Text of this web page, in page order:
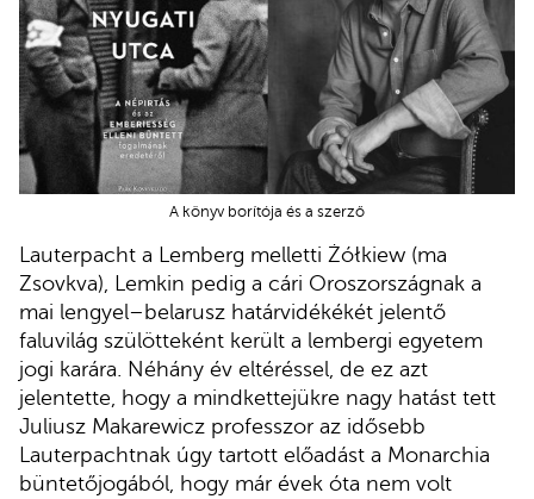
A könyv borítója és a szerző
Lauterpacht a Lemberg melletti Żółkiew (ma
Zsovkva), Lemkin pedig a cári Oroszországnak a
mai lengyel–belarusz határvidékékét jelentő
faluvilág szülötteként került a lembergi egyetem
jogi karára. Néhány év eltéréssel, de ez azt
jelentette, hogy a mindkettejükre nagy hatást tett
Juliusz Makarewicz professzor az idősebb
Lauterpachtnak úgy tartott előadást a Monarchia
büntetőjogából, hogy már évek óta nem volt